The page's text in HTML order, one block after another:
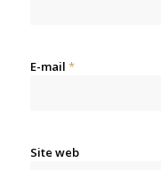
E-mail *
Site web